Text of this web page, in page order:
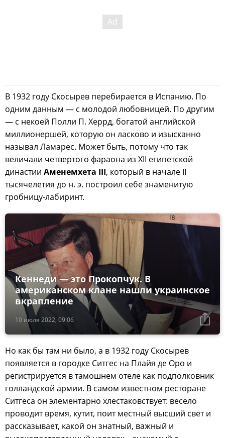
В 1932 году Скосырев перебирается в Испанию. По
одним данным — с молодой любовницей. По другим
— с некоей Полли П. Херрд, богатой английской
миллионершей, которую он ласково и изысканно
называл Ламарес. Может быть, потому что так
величали четвертого фараона из XII египетской
династии Аменемхета III, который в начале II
тысячелетия до н. э. построил себе знаменитую
гробницу-лабиринт.
10 июля 2022, 09:06
Кеннеди — это Прокопчук. В
американском клане нашли украинское
вкрапление
Но как бы там ни было, а в 1932 году Скосырев
появляется в городке Ситгес на Плайя де Оро и
регистрируется в тамошнем отеле как подполковник
голландской армии. В самом известном ресторане
Ситгеса он элементарно хлестаковствует: весело
проводит время, кутит, поит местный высший свет и
рассказывает, какой он знатный, важный и